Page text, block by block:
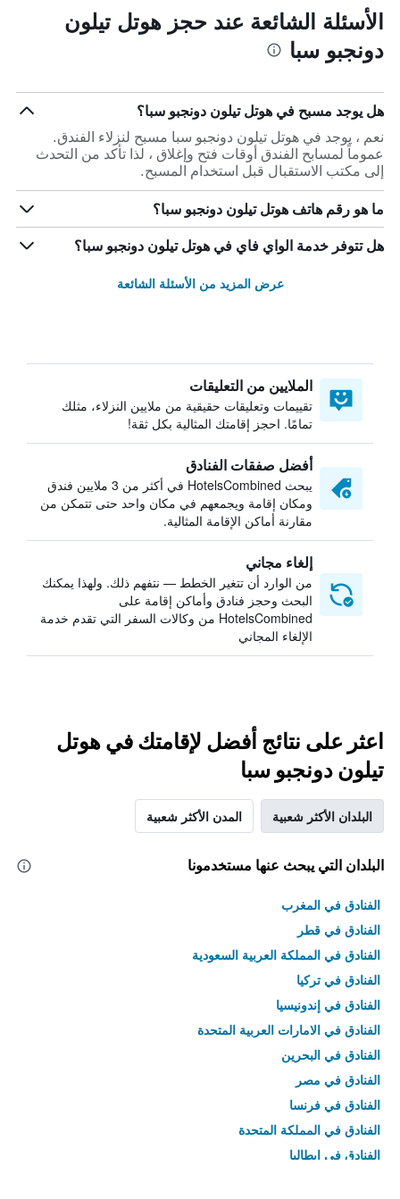
الأسئلة الشائعة عند حجز هوتل تيلون
دونجبو سبا
هل يوجد مسبح في هوتل تيلون دونجبو سبا؟
نعم ، يوجد في هوتل تيلون دونجبو سبا مسبح لنزلاء الفندق.
عموماً لمسابح الفندق أوقات فتح وإغلاق ، لذا تأكد من التحدث
إلى مكتب الاستقبال قبل استخدام المسبح.
ما هو رقم هاتف هوتل تيلون دونجبو سبا؟
هل تتوفر خدمة الواي فاي في هوتل تيلون دونجبو سبا؟
عرض المزيد من الأسئلة الشائعة
الملايين من التعليقات
تقييمات وتعليقات حقيقية من ملايين النزلاء، مثلك
تمامًا. احجز إقامتك المثالية بكل ثقة!
أفضل صفقات الفنادق
يبحث HotelsCombined في أكثر من 3 ملايين فندق
ومكان إقامة ويجمعهم في مكان واحد حتى تتمكن من
مقارنة أماكن الإقامة المثالية.
إلغاء مجاني
من الوارد أن تتغير الخطط — نتفهم ذلك. ولهذا يمكنك
البحث وحجز فنادق وأماكن إقامة على
HotelsCombined من وكالات السفر التي تقدم خدمة
الإلغاء المجاني
اعثر على نتائج أفضل لإقامتك في هوتل
تيلون دونجبو سبا
البلدان الأكثر شعبية المدن الأكثر شعبية
البلدان التي يبحث عنها مستخدمونا
الفنادق في المغرب
الفنادق في قطر
الفنادق في المملكة العربية السعودية
الفنادق في تركيا
الفنادق في إندونيسيا
الفنادق في الامارات العربية المتحدة
الفنادق في البحرين
الفنادق في مصر
الفنادق في فرنسا
الفنادق في المملكة المتحدة
الفنادق في إيطاليا